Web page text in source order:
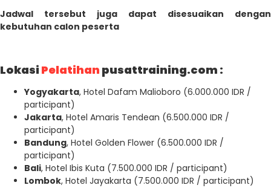
Jadwal tersebut juga dapat disesuaikan dengan
kebutuhan calon peserta
Lokasi Pelatihan pusattraining.com :
Yogyakarta, Hotel Dafam Malioboro (6.000.000 IDR /
participant)
Jakarta, Hotel Amaris Tendean (6.500.000 IDR /
participant)
Bandung, Hotel Golden Flower (6.500.000 IDR /
participant)
Bali, Hotel Ibis Kuta (7.500.000 IDR / participant)
Lombok, Hotel Jayakarta (7.500.000 IDR / participant)